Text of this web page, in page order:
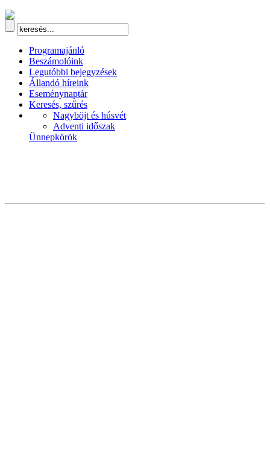
Programajánló
Beszámolóink
Legutóbbi bejegyzések
Állandó híreink
Eseménynaptár
Keresés, szűrés
Nagyböjt és húsvét
Adventi időszak
Ünnepkörök